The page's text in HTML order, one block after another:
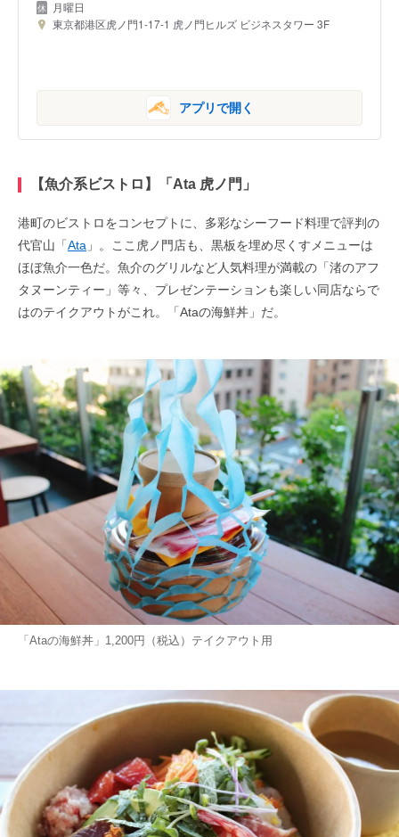
月曜日
東京都港区虎ノ門1-17-1 虎ノ門ヒルズ ビジネスタワー 3F
アプリで開く
【魚介系ビストロ】「Ata 虎ノ門」
港町のビストロをコンセプトに、多彩なシーフード料理で評判の
代官山「Ata 」。ここ虎ノ門店も、黒板を埋め尽くすメニューは
ほぼ魚介一色だ。魚介のグリルなど人気料理が満載の「渚のアフ
タヌーンティー」等々、プレゼンテーションも楽しい同店ならで
はのテイクアウトがこれ。「Ataの海鮮丼」だ。
「Ataの海鮮丼」1,200円（税込）テイクアウト用